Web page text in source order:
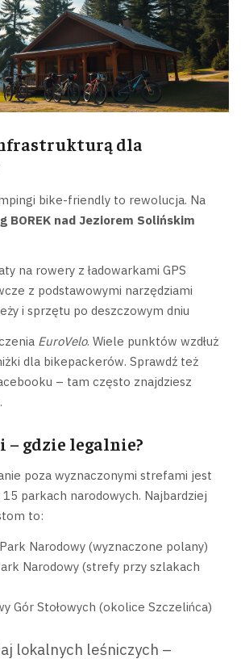
dla
bike-friendly to rewolucja. Na
BOREK nad Jeziorem Solińskim
na rowery z ładowarkami GPS
z podstawowymi narzędziami
i sprzętu po deszczowym dniu
EuroVelo. Wiele punktów wzdłuż
dla bikepackerów. Sprawdź też
– tam często znajdziesz
gdzie legalnie?
poza wyznaczonymi strefami jest
parkach narodowych. Najbardziej
to:
Narodowy (wyznaczone polany)
Narodowy (strefy przy szlakach
Gór Stołowych (okolice Szczelińca)
lokalnych leśniczych –